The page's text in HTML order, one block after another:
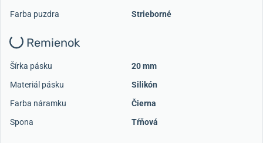
Farba puzdra
Strieborné
Remienok
Šírka pásku
20 mm
Materiál pásku
Silikón
Farba náramku
Čierna
Spona
Tŕňová